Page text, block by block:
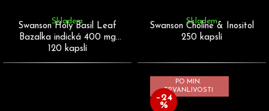
Swanson Holy Basil Leaf
Bazalka indická 400 mg
120 kapslí
Skladem
Swanson Choline & Inositol
250 kapslí
Skladem
PO MIN.
TRVANLIVOSTI
–24
%